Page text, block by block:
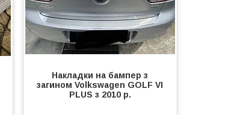
Накладки на бампер з
загином Volkswagen GOLF VI
PLUS з 2010 р.